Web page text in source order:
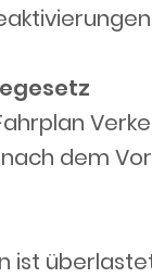
dem
ist